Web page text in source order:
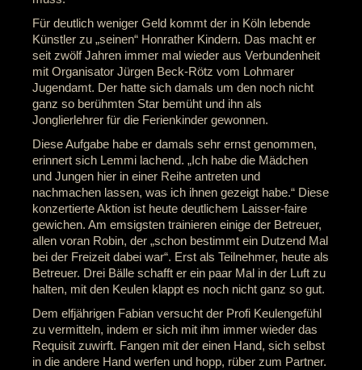
Für deutlich weniger Geld kommt der in Köln lebende
Künstler zu „seinen“ Honrather Kindern. Das macht er
seit zwölf Jahren immer mal wieder aus Verbundenheit
mit Organisator Jürgen Beck-Rötz vom Lohmarer
Jugendamt. Der hatte sich damals um den noch nicht
ganz so berühmten Star bemüht und ihn als
Jonglierlehrer für die Ferienkinder gewonnen.
Diese Aufgabe habe er damals sehr ernst genommen,
erinnert sich Lemmi lachend. „Ich habe die Mädchen
und Jungen hier in einer Reihe antreten und
nachmachen lassen, was ich ihnen gezeigt habe.“ Diese
konzertierte Aktion ist heute deutlichem Laisser-faire
gewichen. Am emsigsten trainieren einige der Betreuer,
allen voran Robin, der „schon bestimmt ein Dutzend Mal
bei der Freizeit dabei war“. Erst als Teilnehmer, heute als
Betreuer. Drei Bälle schafft er ein paar Mal in der Luft zu
halten, mit den Keulen klappt es noch nicht ganz so gut.
Dem elfjährigen Fabian versucht der Profi Keulengefühl
zu vermitteln, indem er sich mit ihm immer wieder das
Requisit zuwirft. Fangen mit der einen Hand, sich selbst
in die andere Hand werfen und hopp, rüber zum Partner.